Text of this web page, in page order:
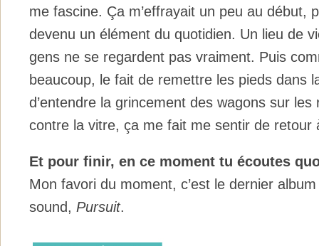
me fascine. Ça m’effrayait un peu au début,
devenu un élément du quotidien. Un lieu de
gens ne se regardent pas vraiment. Puis
beaucoup, le fait de remettre les pieds dans
d’entendre la grincement des wagons sur les
contre la vitre, ça me fait me sentir de retour
Et pour finir, en ce moment tu écoutes
Mon favori du moment, c’est le dernier
sound, Pursuit.